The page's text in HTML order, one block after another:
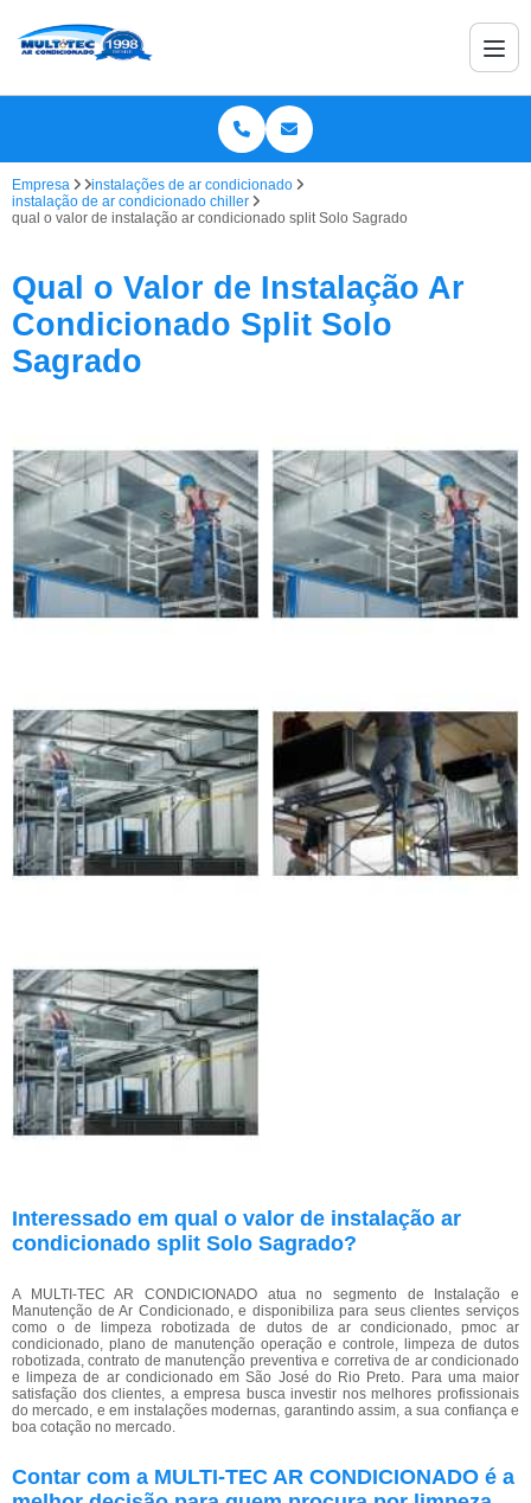
Empresa
instalações de ar condicionado
instalação de ar condicionado chiller
qual o valor de instalação ar condicionado split Solo Sagrado
Qual o Valor de Instalação Ar
Condicionado Split Solo
Sagrado
Interessado em qual o valor de instalação ar
condicionado split Solo Sagrado?
A MULTI-TEC AR CONDICIONADO atua no segmento de Instalação e
Manutenção de Ar Condicionado, e disponibiliza para seus clientes serviços
como o de limpeza robotizada de dutos de ar condicionado, pmoc ar
condicionado, plano de manutenção operação e controle, limpeza de dutos
robotizada, contrato de manutenção preventiva e corretiva de ar condicionado
e limpeza de ar condicionado em São José do Rio Preto. Para uma maior
satisfação dos clientes, a empresa busca investir nos melhores profissionais
do mercado, e em instalações modernas, garantindo assim, a sua confiança e
boa cotação no mercado.
Contar com a MULTI-TEC AR CONDICIONADO é a